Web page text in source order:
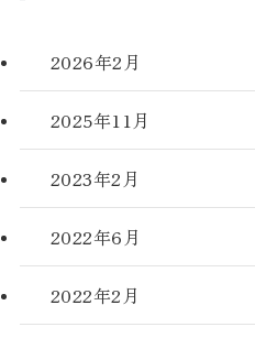
2026年2月
2025年11月
2023年2月
2022年6月
2022年2月